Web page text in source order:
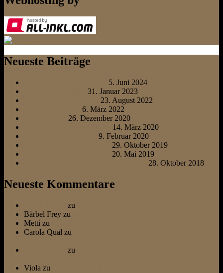
Neueste Beiträge
5. Juni 2024
31. Januar 2023
23. August 2022
6. März 2022
26. Dezember 2020
14. März 2020
9. Februar 2020
29. Oktober 2019
20. Mai 2019
28. Oktober 2018
Neueste Kommentare
zu
Bärbel Frey zu
Metti zu
Carola Qual zu
zu
Viola zu